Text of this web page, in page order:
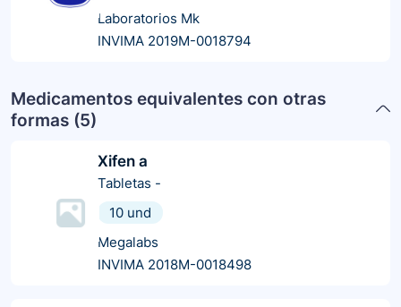
Laboratorios Mk
INVIMA 2019M-0018794
Medicamentos equivalentes con otras
formas (5)
Xifen a
Tabletas -
10 und
Megalabs
INVIMA 2018M-0018498